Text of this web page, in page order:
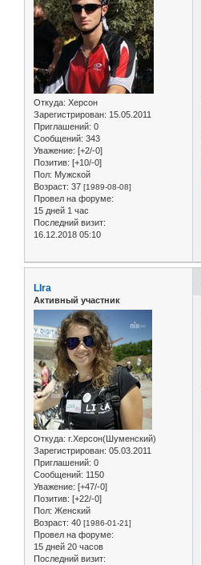
Откуда: Херсон
Зарегистрирован: 15.05.2011
Приглашений: 0
Сообщений: 343
Уважение: [+2/-0]
Позитив: [+10/-0]
Пол: Мужской
Возраст: 37 [1989-08-08]
Провел на форуме:
15 дней 1 час
Последний визит:
16.12.2018 05:10
LIra
Активный участник
Откуда: г.Херсон(Шуменский)
Зарегистрирован: 05.03.2011
Приглашений: 0
Сообщений: 1150
Уважение: [+47/-0]
Позитив: [+22/-0]
Пол: Женский
Возраст: 40 [1986-01-21]
Провел на форуме:
15 дней 20 часов
Последний визит: